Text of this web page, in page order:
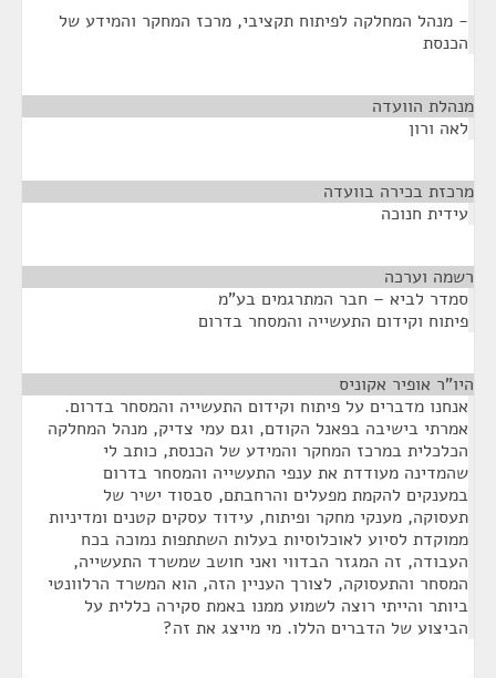
- מנהל המחלקה לפיתוח תקציבי, מרכז המחקר והמידע של
הכנסת
מנהלת הוועדה
לאה ורון
מרכזת בכירה בוועדה
עידית חנוכה
רשמה וערכה
סמדר לביא – חבר המתרגמים בע"מ
פיתוח וקידום התעשייה והמסחר בדרום
היו"ר אופיר אקוניס
אנחנו מדברים על פיתוח וקידום התעשייה והמסחר בדרום.
אמרתי בישיבה בפאנל הקודם, וגם עמי צדיק, מנהל המחלקה
הכלכלית במרכז המחקר והמידע של הכנסת, כותב לי
שהמדינה מעודדת את ענפי התעשייה והמסחר בדרום
במענקים להקמת מפעלים והרחבתם, סבסוד ישיר של
תעסוקה, מענקי מחקר ופיתוח, עידוד עסקים קטנים ומדיניות
ממוקדת לסיוע לאוכלוסיות בעלות השתתפות נמוכה בכח
העבודה, זה המגזר הבדווי ואני חושב שמשרד התעשייה,
המסחר והתעסוקה, לצורך העניין הזה, הוא המשרד הרלוונטי
ביותר והייתי רוצה לשמוע ממנו באמת סקירה כללית על
הביצוע של הדברים הללו. מי מייצג את זה?